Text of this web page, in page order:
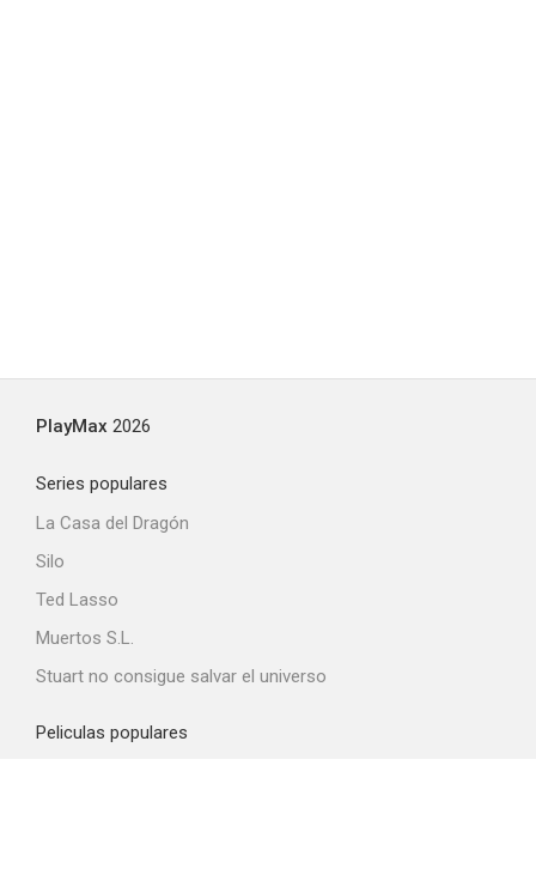
PlayMax 2026
Series populares
La Casa del Dragón
Silo
Ted Lasso
Muertos S.L.
Stuart no consigue salvar el universo
Peliculas populares